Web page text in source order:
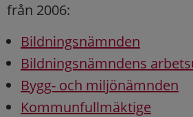
från 2006:
Bildningsnämnden
Bildningsnämndens
Bygg- och miljönämnden
Kommunfullmäktige